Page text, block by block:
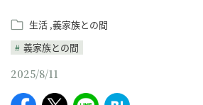
生活 義家族との間
義家族との間
2025/8/11